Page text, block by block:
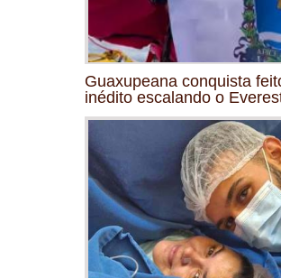
Guaxupeana conquista
inédito escalando o